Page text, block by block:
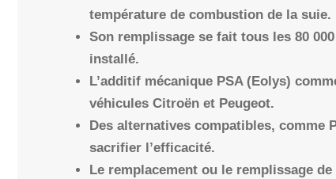
température de combustion de la suie.
Son remplissage se fait tous les 80
installé.
L’additif mécanique PSA (Eolys)
véhicules Citroën et Peugeot.
Des alternatives compatibles,
sacrifier l’efficacité.
Le remplacement ou le remplissage